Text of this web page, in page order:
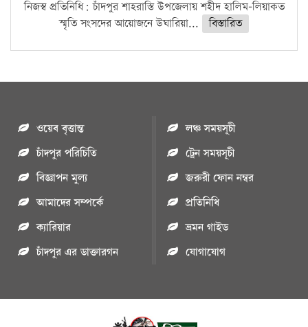
নিজস্ব প্রতিনিধি: চাঁদপুর শাহরাস্তি উপজেলায় শহীদ হালিম-লিয়াকত
স্মৃতি সংসদের আয়োজনে উঘারিয়া...
বিস্তারিত
ওয়েব বৃত্তান্ত
চাঁদপুর পরিচিতি
বিজ্ঞাপন মুল্য
আমাদের সম্পর্কে
ক্যারিয়ার
চাঁদপুর এর ডাক্তারগন
লঞ্চ সময়সূচী
ট্রেন সময়সূচী
জরুরী ফোন নম্বর
প্রতিনিধি
ভ্রমন গাইড
যোগাযোগ